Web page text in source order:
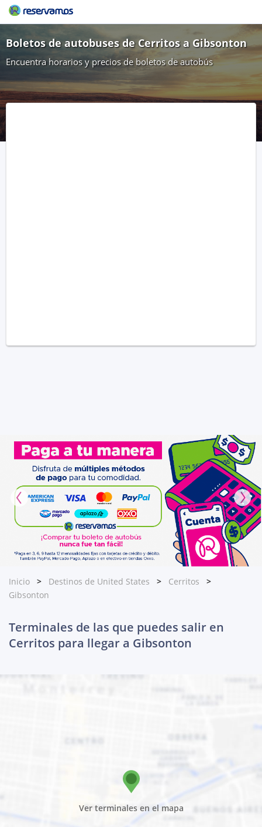
Boletos de autobuses de Cerritos a Gibsonton
Encuentra horarios y precios de boletos de autobús
Inicio Destinos de United States
Cerritos
Gibsonton
Terminales de las que puedes salir en
Cerritos para llegar a Gibsonton
Ver terminales en el mapa